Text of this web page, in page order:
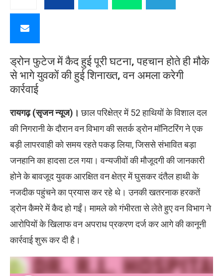
ड्रोन फुटेज में कैद हुई पूरी घटना, पहचान होते ही मौके
से भागे युवकों की हुई शिनाख्त, वन अमला करेगी
कार्रवाई
रायगढ़ (सृजन न्यूज)। छाल परिक्षेत्र में 52 हाथियों के विशाल दल
की निगरानी के दौरान वन विभाग की सतर्क ड्रोन मॉनिटरिंग ने एक
बड़ी लापरवाही को समय रहते पकड़ लिया, जिससे संभावित बड़ा
जनहानि का हादसा टल गया। वन्यजीवों की मौजूदगी की जानकारी
होने के बावजूद युवक आरक्षित वन क्षेत्र में घुसकर दंतैल हाथी के
नजदीक पहुंचने का प्रयास कर रहे थे। उनकी खतरनाक हरकतें
ड्रोन कैमरे में कैद हो गईं। मामले को गंभीरता से लेते हुए वन विभाग ने
आरोपियों के खिलाफ वन अपराध प्रकरण दर्ज कर आगे की कानूनी
कार्रवाई शुरू कर दी है।